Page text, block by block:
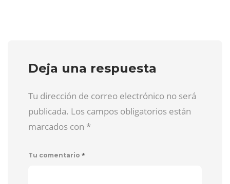
Deja una respuesta
Tu dirección de correo electrónico no será
publicada. Los campos obligatorios están
marcados con *
Tu comentario *